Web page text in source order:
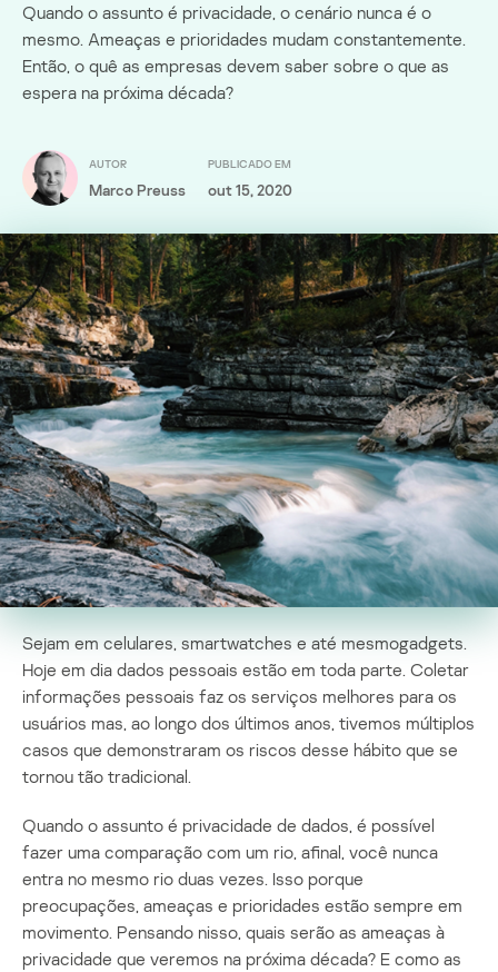
Quando o assunto é privacidade, o cenário nunca é o
mesmo. Ameaças e prioridades mudam constantemente.
Então, o quê as empresas devem saber sobre o que as
espera na próxima década?
AUTOR
Marco Preuss
PUBLICADO EM
out 15, 2020
Sejam em celulares, smartwatches e até mesmogadgets.
Hoje em dia dados pessoais estão em toda parte. Coletar
informações pessoais faz os serviços melhores para os
usuários mas, ao longo dos últimos anos, tivemos múltiplos
casos que demonstraram os riscos desse hábito que se
tornou tão tradicional.
Quando o assunto é privacidade de dados, é possível
fazer uma comparação com um rio, afinal, você nunca
entra no mesmo rio duas vezes. Isso porque
preocupações, ameaças e prioridades estão sempre em
movimento. Pensando nisso, quais serão as ameaças à
privacidade que veremos na próxima década? E como as